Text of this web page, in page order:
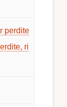
perdite
ri